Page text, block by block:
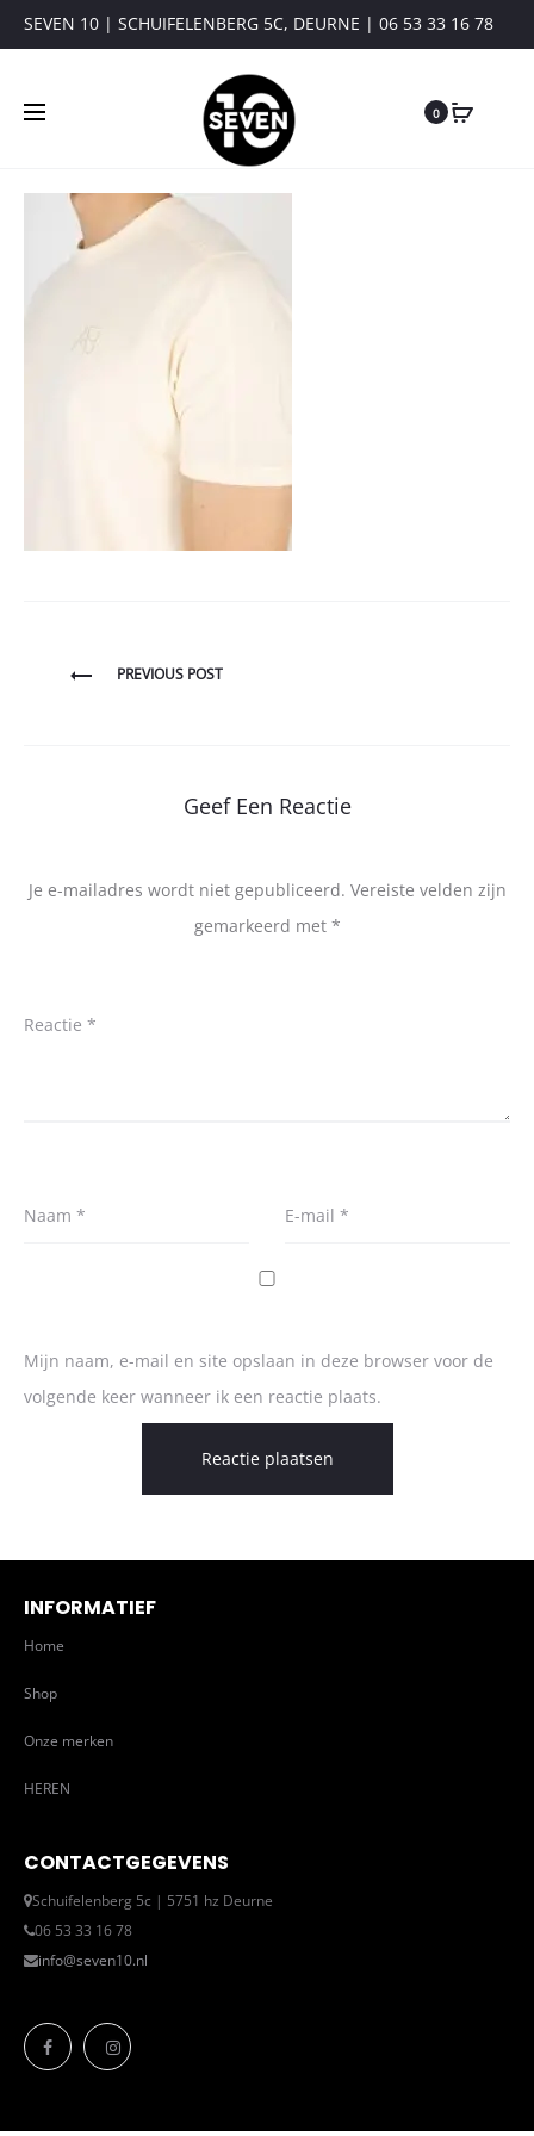
SEVEN 10 | SCHUIFELENBERG 5C, DEURNE | 06 53 33 16 78
0
BerichtPREVIOUS POST
Geef Een Reactie
Je e-mailadres wordt niet gepubliceerd. Vereiste velden zijn
gemarkeerd met *
Reactie *
Naam * E-mail *
Mijn naam, e-mail en site opslaan in deze browser voor de
volgende keer wanneer ik een reactie plaats.
INFORMATIEF
Home
Shop
Onze merken
HEREN
CONTACTGEGEVENS
Schuifelenberg 5c | 5751 hz Deurne
06 53 33 16 78
info@seven10.nl